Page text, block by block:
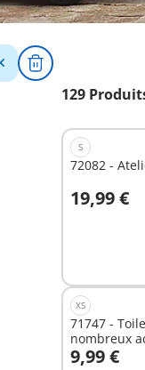
129
S
72082 -
19,99 €
Au panier
XS
71747 -
nombreux
9,99 €